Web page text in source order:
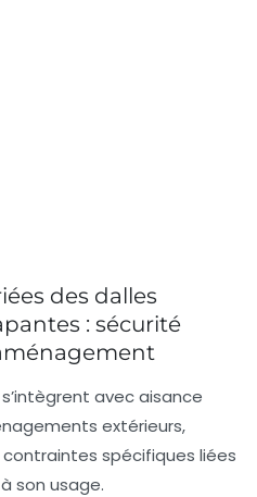
des dalles
: sécurité
avec aisance
extérieurs,
spécifiques liées
son usage.